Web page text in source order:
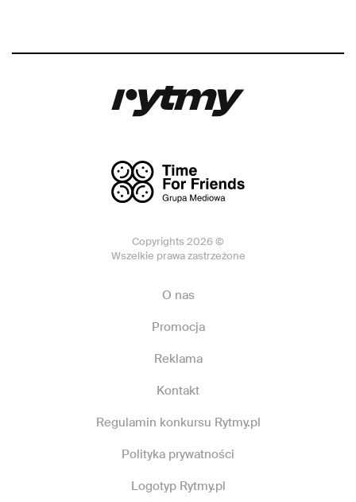
Copyrights 2026 ©
Wszelkie prawa zastrzeżone
O nas
Promocja
Reklama
Kontakt
Regulamin konkursu Rytmy.pl
Polityka prywatności
Logotyp Rytmy.pl